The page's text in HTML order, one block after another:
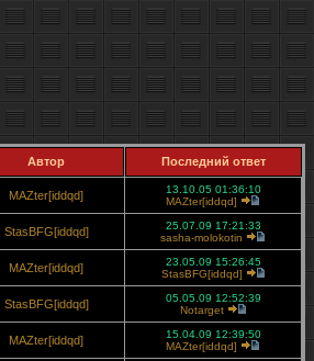
Автор Последний ответ
MAZter[iddqd]
13.10.05 01:36:10
MAZter[iddqd]
StasBFG[iddqd]
25.07.09 17:21:33
sasha-molokotin
MAZter[iddqd]
23.05.09 15:26:45
StasBFG[iddqd]
StasBFG[iddqd]
05.05.09 12:52:39
Notarget
MAZter[iddqd]
15.04.09 12:39:50
MAZter[iddqd]